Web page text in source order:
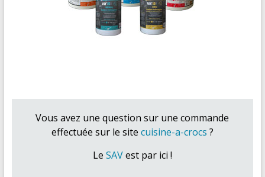
Vous avez une question sur une commande
effectuée sur le site cuisine-a-crocs ?
Le SAVest par ici !